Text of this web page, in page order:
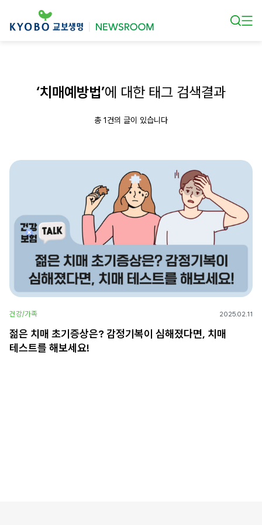
‘치매예방법’에 대한 태그 검색결과
총 1건의 글이 있습니다
건강/가족 2025.02.11
젊은 치매 초기증상은? 감정기복이 심해졌다면, 치매
테스트를 해보세요!